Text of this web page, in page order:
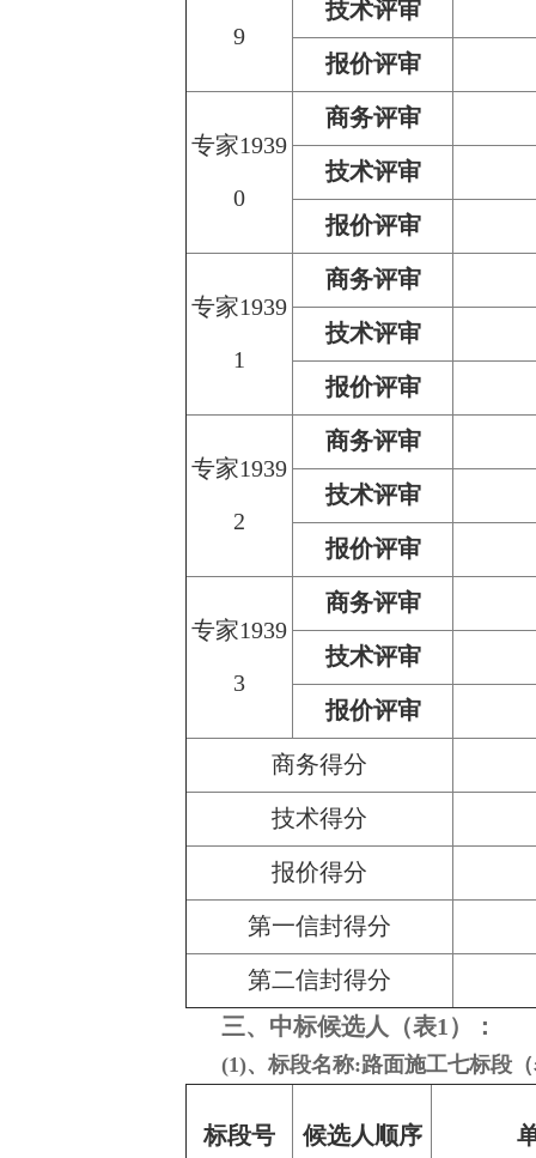
9
技术评审
报价评审
专家1939
0
商务评审
技术评审
报价评审
专家1939
1
商务评审
技术评审
报价评审
专家1939
2
商务评审
技术评审
报价评审
专家1939
3
商务评审
技术评审
报价评审
商务得分
技术得分
报价得分
第一信封得分
第二信封得分
三、中标候选人（表1）：
(1)、标段名称:路面施工七标段
标段号 候选人顺序